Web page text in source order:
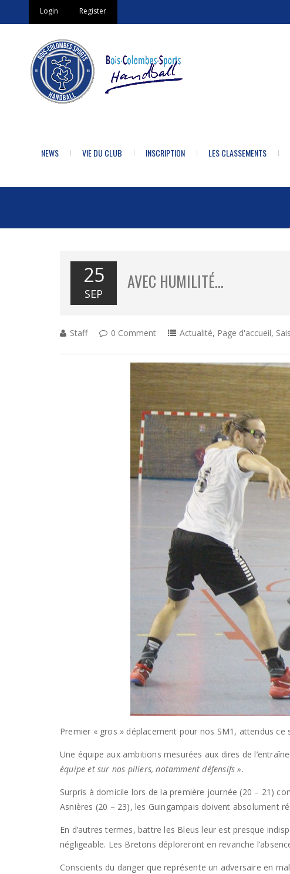
Login Register
NEWS VIE DU CLUB INSCRIPTION LES CLASSEMENTS
25
SEP
AVEC HUMILITÉ…
Staff 0 Comment Actualité, Page d'accueil,
Premier « gros » déplacement pour nos SM1, attendus
Une équipe aux ambitions mesurées aux dires de
équipe et sur nos piliers, notamment défensifs ».
Surpris à domicile lors de la première journée (20 – 21)
Asnières (20 – 23), les Guingampais doivent absolument
En d’autres termes, battre les Bleus leur est presque
négligeable. Les Bretons déploreront en revanche
Conscients du danger que représente un adversaire en